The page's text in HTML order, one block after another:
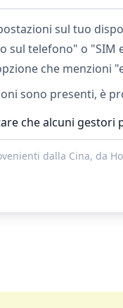
sul tuo
sul telefono" o "SIM
che menzioni
sono presenti, è
che alcuni
dalla Cina, da